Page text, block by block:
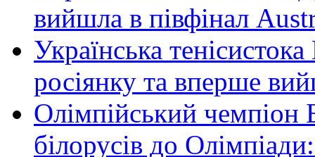
вийшла в півфінал
Українська
росіянку та вперше
Олімпійський чемпіон
білорусів до